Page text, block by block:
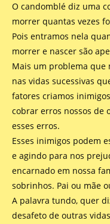
O candomblé diz uma
morrer quantas vezes
Pois entramos nela
morrer e nascer são
Mais um problema que
nas vidas sucessivas
fatores criamos
cobrar erros nossos de
esses erros.
Esses inimigos podem
e agindo para nos
encarnado em nossa
sobrinhos. Pai ou mãe
A palavra tundo, quer
desafeto de outras